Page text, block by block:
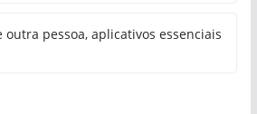
outra pessoa, aplicativos essenciais